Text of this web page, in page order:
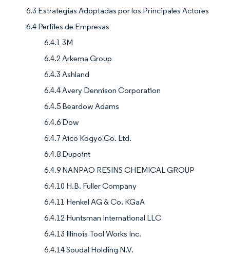
6.3 Estrategias Adoptadas por los Principales Actores
6.4 Perfiles de Empresas
6.4.1 3M
6.4.2 Arkema Group
6.4.3 Ashland
6.4.4 Avery Dennison Corporation
6.4.5 Beardow Adams
6.4.6 Dow
6.4.7 Aico Kogyo Co. Ltd.
6.4.8 Dupoint
6.4.9 NANPAO RESINS CHEMICAL GROUP
6.4.10 H.B. Fuller Company
6.4.11 Henkel AG & Co. KGaA
6.4.12 Huntsman International LLC
6.4.13 Illinois Tool Works Inc.
6.4.14 Soudal Holding N.V.